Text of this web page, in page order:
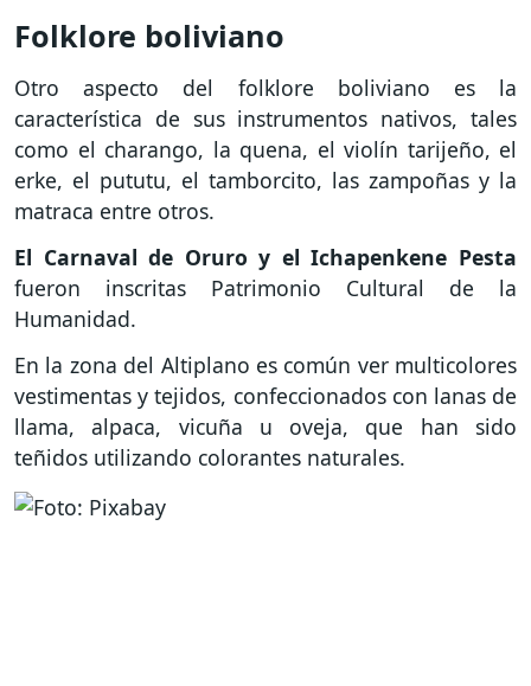
Folklore boliviano
Otro aspecto del folklore boliviano es la
característica de sus instrumentos nativos, tales
como el charango, la quena, el violín tarijeño, el
erke, el pututu, el tamborcito, las zampoñas y la
matraca entre otros.
El Carnaval de Oruro y el Ichapenkene Pesta
fueron inscritas Patrimonio Cultural de la
Humanidad.
En la zona del Altiplano es común ver multicolores
vestimentas y tejidos, confeccionados con lanas de
llama, alpaca, vicuña u oveja, que han sido
teñidos utilizando colorantes naturales.